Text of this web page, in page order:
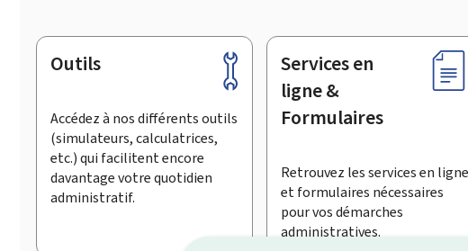
Pied
page
Outils
Accédez à nos différents outils
(simulateurs, calculatrices,
etc.) qui facilitent encore
davantage votre quotidien
administratif.
Services en
ligne &
Formulaires
Retrouvez les services en ligne
et formulaires nécessaires
pour vos démarches
administratives.